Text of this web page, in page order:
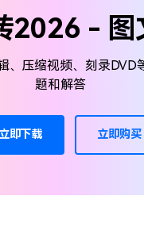
裁剪
视频合并
视频转换
缩
视频分割
GIF
剪
智能抠像
工具箱
2026 - 图
、压缩视频、刻录DVD
题和解答
立即下载 立即购买